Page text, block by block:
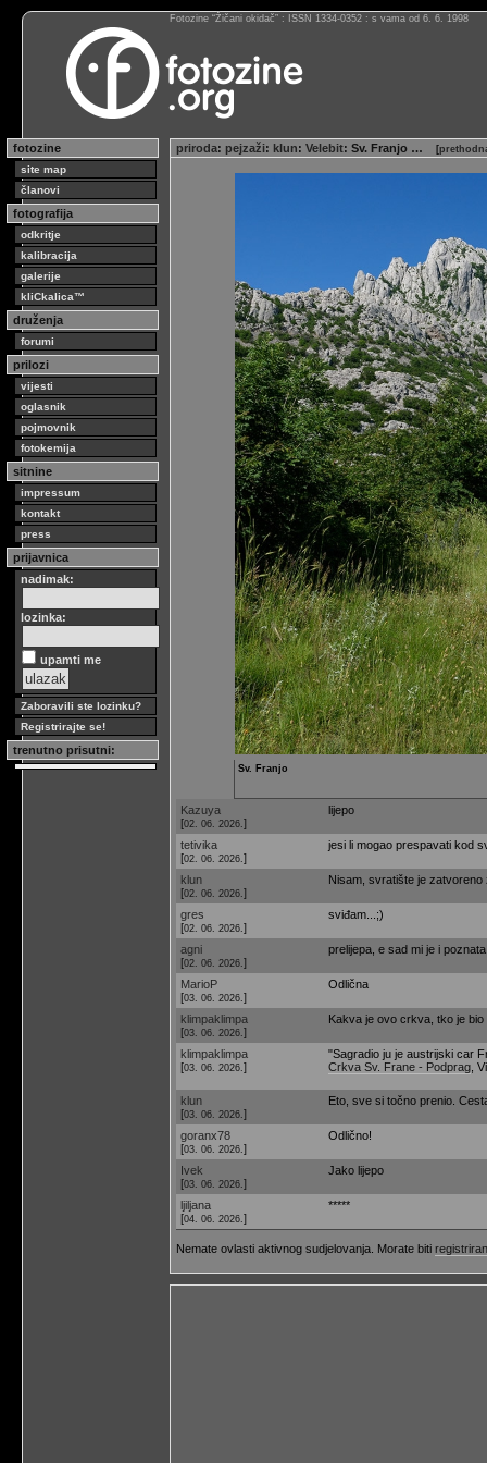
Fotozine “Žičani okidač” : ISSN 1334-0352 : s vama od 6. 6. 1998
fotozine
site map
članovi
fotografija
odkritje
kalibracija
galerije
kliCkalica™
druženja
forumi
prilozi
vijesti
oglasnik
pojmovnik
fotokemija
sitnine
impressum
kontakt
press
prijavnica
nadimak:
lozinka:
upamti me
Zaboravili ste lozinku?
Registrirajte se!
trenutno prisutni:
priroda: pejzaži: klun: Velebit: Sv. Franjo … [
Sv. Franjo
Kazuya
[02. 06. 2026. ]
lijepo
tetivika
[02. 06. 2026. ]
jesi li mogao prespavati kod
klun
[02. 06. 2026. ]
Nisam, svratište je
gres
[02. 06. 2026. ]
sviđam...;)
agni
[02. 06. 2026. ]
prelijepa, e sad mi je i
MarioP
[03. 06. 2026. ]
Odlična
klimpaklimpa
[03. 06. 2026. ]
Kakva je ovo crkva, tko je
klimpaklimpa
[03. 06. 2026. ]
"Sagradio ju je austrijski car
Crkva Sv. Frane - Podprag ,
klun
[03. 06. 2026. ]
Eto, sve si točno prenio.
goranx78
[03. 06. 2026. ]
Odlično!
Ivek
[03. 06. 2026. ]
Jako lijepo
ljiljana
[04. 06. 2026. ]
*****
Nemate ovlasti aktivnog sudjelovanja. Morate biti